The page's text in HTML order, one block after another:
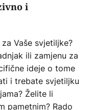
i
Vaše svjetiljke?
ili zamjenu za
ideje o tome
i trebate svjetiljku
Želite li
pametnim? Rado